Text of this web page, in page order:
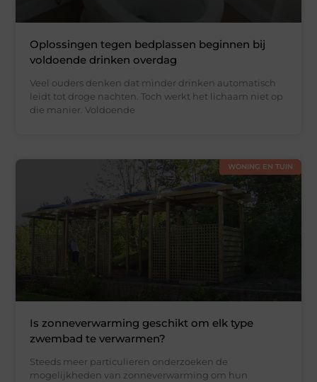
Oplossingen tegen bedplassen beginnen bij
voldoende drinken overdag
Veel ouders denken dat minder drinken automatisch
leidt tot droge nachten. Toch werkt het lichaam niet op
die manier. Voldoende
WONING EN TUIN
Is zonneverwarming geschikt om elk type
zwembad te verwarmen?
Steeds meer particulieren onderzoeken de
mogelijkheden van zonneverwarming om hun